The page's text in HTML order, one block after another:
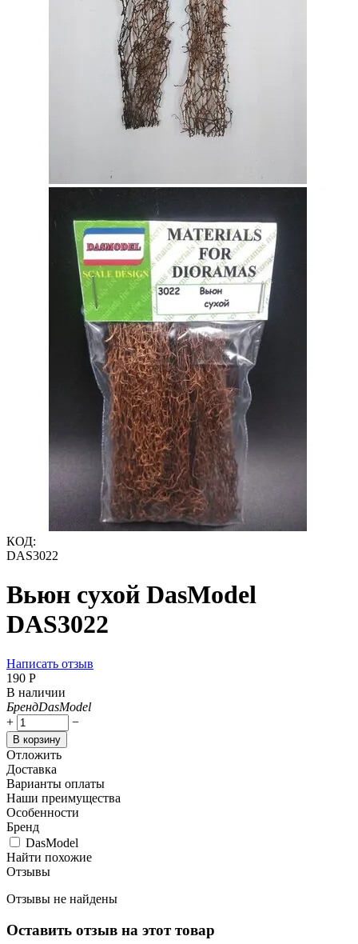
КОД:
DAS3022
Вьюн сухой DasModel
DAS3022
Написать отзыв
‍190‍ Р
В наличии
БрендDasModel
+
−
В корзину
Отложить
Доставка
Варианты оплаты
Наши преимущества
Особенности
Бренд
DasModel
Найти похожие
Отзывы
Отзывы не найдены
Оставить отзыв на этот товар